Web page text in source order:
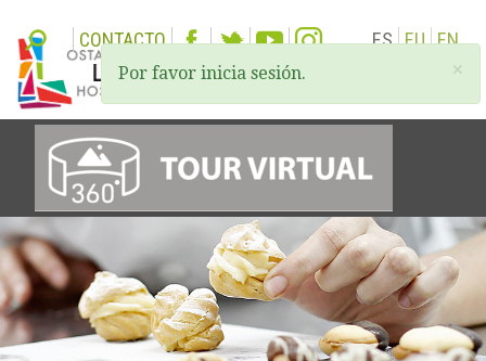
CONTACTO ES EU EN
×
Por favor inicia sesión.